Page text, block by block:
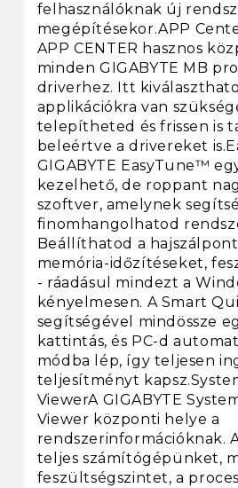
felhasználóknak új
megépítésekor.APP
APP CENTER hasznos
minden GIGABYTE MB
driverhez. Itt
applikációkra van
telepítheted és frissen is
beleértve a drivereket
GIGABYTE EasyTune™
kezelhető, de roppant
szoftver, amelynek
finomhangolhatod
Beállíthatod a
memória-időzítéseket,
- ráadásul mindezt a
kényelmesen. A Smart
segítségével mindössze
kattintás, és PC-d
módba lép, így teljesen
teljesítményt
ViewerA GIGABYTE
Viewer központi helye a
rendszerinformációknak.
teljes számítógépünket,
feszültségszintet, a